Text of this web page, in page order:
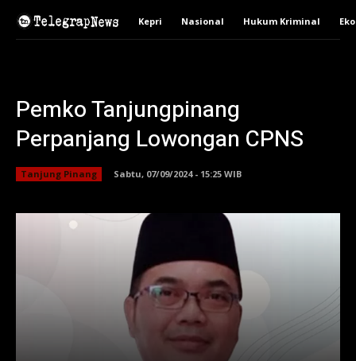
Kepri Nasional Hukum Kriminal
Pemko Tanjungpinang
Perpanjang Lowongan CPNS
Tanjung Pinang Sabtu, 07/09/2024 - 15:25 WIB